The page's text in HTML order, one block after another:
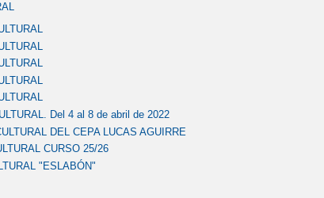
Del 4 al 8 de abril de 2022
DEL CEPA LUCAS AGUIRRE
CURSO 25/26
"ESLABÓN"